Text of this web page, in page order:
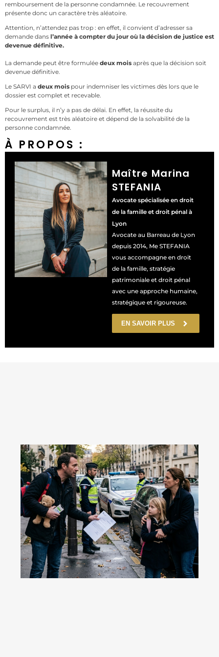
remboursement de la personne condamnée. Le recouvrement
présente donc un caractère très aléatoire.
Attention, n’attendez pas trop : en effet, il convient d’adresser sa
demande dans l’année à compter du jour où la décision de justice est
devenue définitive.
La demande peut être formulée deux mois après que la décision soit
devenue définitive.
Le SARVI a deux mois pour indemniser les victimes dès lors que le
dossier est complet et recevable.
Pour le surplus, il n’y a pas de délai. En effet, la réussite du
recouvrement est très aléatoire et dépend de la solvabilité de la
personne condamnée.
À PROPOS :
Maître Marina
STEFANIA
Avocate spécialisée en droit
de la famille et droit pénal à
Lyon
Avocate au Barreau de Lyon
depuis 2014, Me STEFANIA
vous accompagne en droit
de la famille, stratégie
patrimoniale et droit pénal
avec une approche humaine,
stratégique et rigoureuse.
EN SAVOIR PLUS